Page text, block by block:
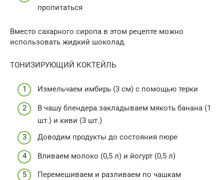
пропитаться
Вместо сахарного сиропа в этом рецепте можно
использовать жидкий шоколад.
ТОНИЗИРУЮЩИЙ КОКТЕЙЛЬ
Измельчаем имбирь (3 см) с помощью терки
В чашу блендера закладываем мякоть банана (1
шт.) и киви (3 шт.)
Доводим продукты до состояния пюре
Вливаем молоко (0,5 л) и йогурт (0,5 л)
Перемешиваем и разливаем по чашкам